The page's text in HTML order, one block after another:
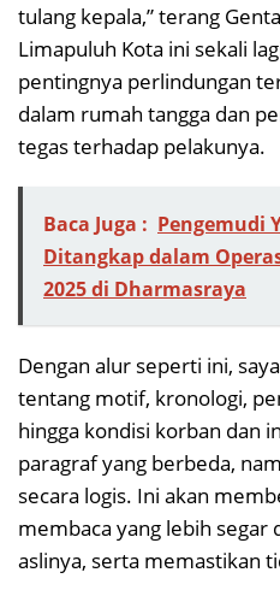
tulang kepala,” terang
Limapuluh Kota ini sekali
pentingnya perlindungan
dalam rumah tangga dan
tegas terhadap pelakunya.
Baca Juga : Pengemudi
Ditangkap dalam
2025 di Dharmasraya
Dengan alur seperti ini,
tentang motif, kronologi,
hingga kondisi korban dan
paragraf yang berbeda,
secara logis. Ini akan
membaca yang lebih segar
aslinya, serta memastikan